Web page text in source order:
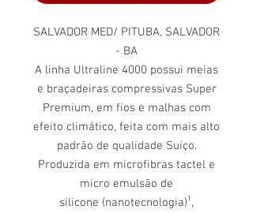
SALVADOR MED/ PITUBA, SALVADOR
- BA
A linha Ultraline 4000 possui meias
e braçadeiras compressivas Super
Premium, em fios e malhas com
efeito climático, feita com mais alto
padrão de qualidade Suíço.
Produzida em microfibras tactel e
micro emulsão de
silicone (nanotecnologia)¹,